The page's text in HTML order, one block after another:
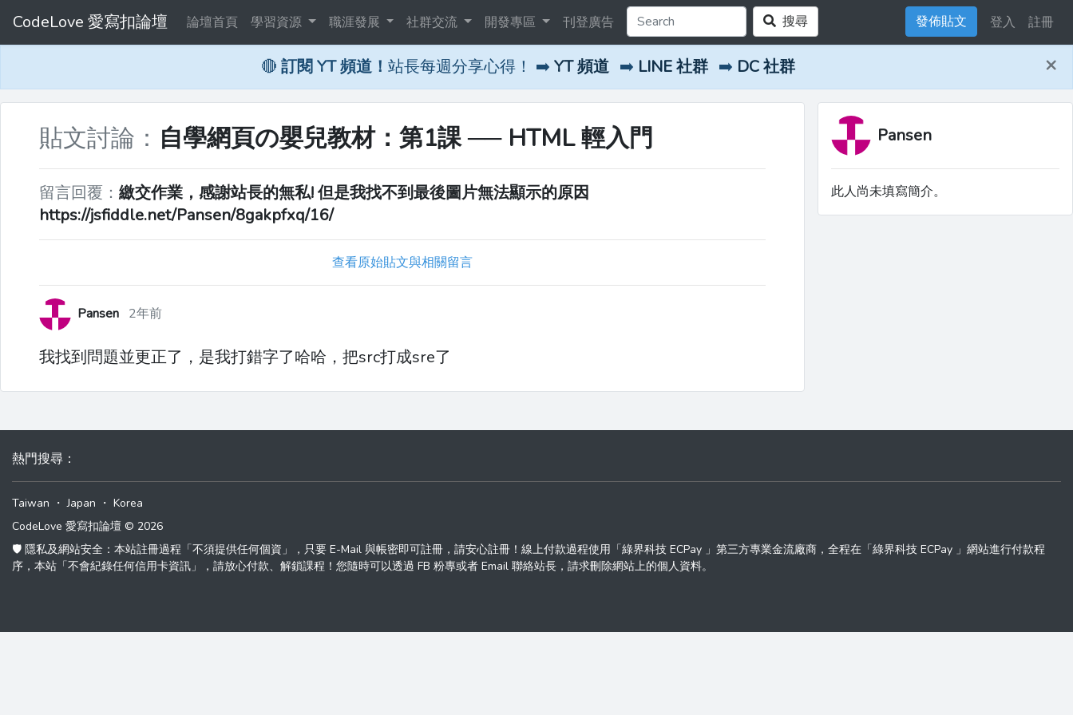
CodeLove 愛寫扣論壇 論壇首頁 學習資源 職涯發展 社群交流 開發專區 刊登廣告 搜尋 發佈貼文 登入 註冊
🔴 訂閱 YT 頻道！ 站長每週分享心得！ ➡️ YT 頻道 ➡️ LINE 社群 ➡️ DC 社群 ×
貼文討論： 自學網頁の嬰兒教材：第1課 ── HTML 輕入門
留言回覆： 繳交作業，感謝站長的無私! 但是我找不到最後圖片無法顯示的原因
https://jsfiddle.net/Pansen/8gakpfxq/16/
查看原始貼文與相關留言
Pansen 2年前
我找到問題並更正了，是我打錯字了哈哈，把src打成sre了
Pansen
此人尚未填寫簡介。
熱門搜尋 ：
Taiwan ・Japan ・ Korea
CodeLove 愛寫扣論壇 © 2026
🛡️ 隱私及網站安全：本站註冊過程「不須提供任何個資」，只要 E-Mail 與帳密即可註冊，請安心註冊！線上付款過程使用「綠界科技 ECPay 」第三方專業金流廠商，全程在「綠界科技 ECPay 」網站進行付款程
序，本站「不會紀錄任何信用卡資訊」，請放心付款、解鎖課程！您隨時可以透過 FB 粉專或者 Email 聯絡站長，請求刪除網站上的個人資料。